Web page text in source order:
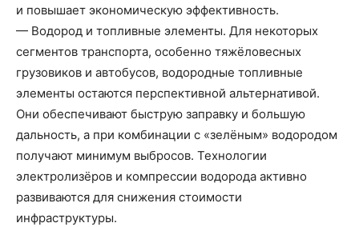
и повышает экономическую эффективность.
— Водород и топливные элементы. Для некоторых
сегментов транспорта, особенно тяжёловесных
грузовиков и автобусов, водородные топливные
элементы остаются перспективной альтернативой.
Они обеспечивают быструю заправку и большую
дальность, а при комбинации с «зелёным» водородом
получают минимум выбросов. Технологии
электролизёров и компрессии водорода активно
развиваются для снижения стоимости
инфраструктуры.